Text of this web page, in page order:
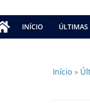
INÍCIO ÚLTIMAS
Início »